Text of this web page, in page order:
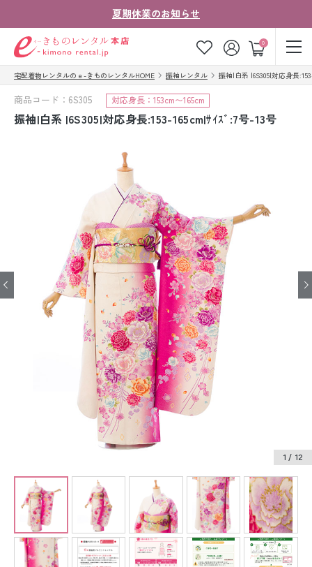
夏期休業のお知らせ
0
ゲスト
お気に入り ログイン カート
ご注文の流れ
法人・グループの
お客様はこちら
着物の種類から探す
七五三レンタル
訪問着・付下げレンタル
ジュニア着物レンタル
ジュニア洋装レンタル
ベビー洋装レンタル
宅配着物レンタルのｅ-きものレンタルHOME 振袖レンタル 振袖|白系 |6S305|対応身長
商品コード：6S305 対応身長：153cm〜165cm
振袖|白系 |6S305|対応身長:153-165cm|ｻｲｽﾞ:7号-13号
1 / 12